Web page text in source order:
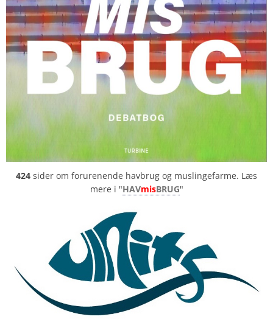
424 sider om forurenende havbrug og muslingefarme. Læs
mere i "HAVmisBRUG"